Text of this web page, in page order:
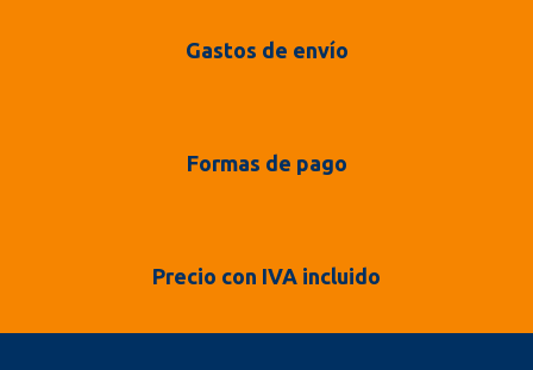
Gastos de envío
Formas de pago
Precio con IVA incluido